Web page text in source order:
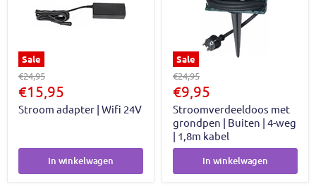
Sale
Oorspronkelijke
prijs
€24,95
Huidige
prijs
€15,95
Stroom adapter | Wifi 24V
In winkelwagen
Sale
Oorspronkelijke
prijs
€24,95
Huidige
prijs
€9,95
Stroomverdeeldoos met
grondpen | Buiten | 4-weg
| 1,8m kabel
In winkelwagen